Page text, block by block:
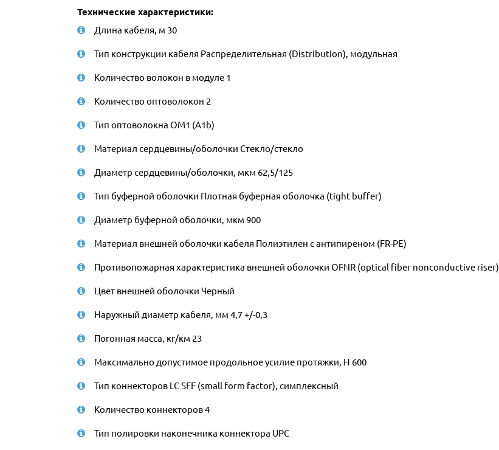
Технические характеристики:
Длина кабеля, м 30
Тип конструкции кабеля Распределительная (Distribution), модульная
Количество волокон в модуле 1
Количество оптоволокон 2
Тип оптоволокна ОМ1 (A1b)
Материал сердцевины/оболочки Стекло/стекло
Диаметр сердцевины/оболочки, мкм 62,5/125
Тип буферной оболочки Плотная буферная оболочка (tight buffer)
Диаметр буферной оболочки, мкм 900
Материал внешней оболочки кабеля Полиэтилен с антипиреном (FR-PE)
Противопожарная характеристика внешней оболочки OFNR (optical fiber nonconductive riser)
Цвет внешней оболочки Черный
Наружный диаметр кабеля, мм 4,7 +/-0,3
Погонная масса, кг/км 23
Максимально допустимое продольное усилие протяжки, Н 600
Тип коннекторов LC SFF (small form factor), симплексный
Количество коннекторов 4
Тип полировки наконечника коннектора UPC